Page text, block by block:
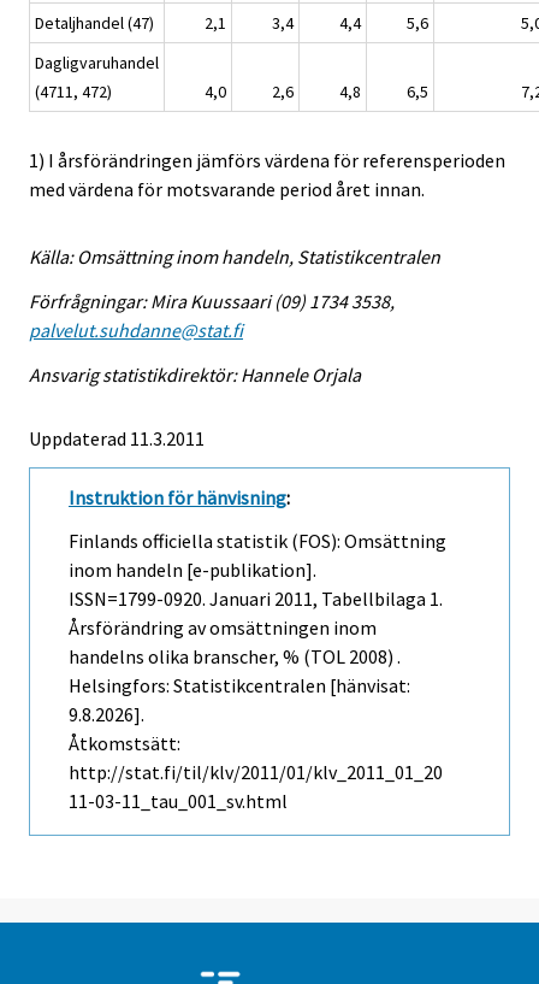
Detaljhandel (47)
2,1 3,4 4,4 5,6
Dagligvaruhandel
(4711, 472)
4,0 2,6 4,8 6,5
1) I årsförändringen jämförs värdena för referensperioden
med värdena för motsvarande period året innan.
Källa: Omsättning inom handeln, Statistikcentralen
Förfrågningar: Mira Kuussaari (09) 1734 3538,
palvelut.suhdanne@stat.fi
Ansvarig statistikdirektör: Hannele Orjala
Uppdaterad 11.3.2011
Instruktion för hänvisning:
Finlands officiella statistik (FOS): Omsättning
inom handeln [e-publikation].
ISSN=1799-0920. Januari 2011, Tabellbilaga 1.
Årsförändring av omsättningen inom
handelns olika branscher, % (TOL 2008) .
Helsingfors: Statistikcentralen [hänvisat:
9.8.2026].
Åtkomstsätt:
http://stat.fi/til/klv/2011/01/klv_2011_01_20
11-03-11_tau_001_sv.html